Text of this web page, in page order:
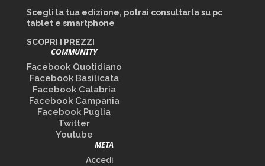
Scegli la tua edizione, potrai consultarla su pc
tablet e smartphone
SCOPRI I PREZZI
COMMUNITY
Facebook Quotidiano
Facebook Basilicata
Facebook Calabria
Facebook Campania
Facebook Puglia
Twitter
Youtube
META
Accedi